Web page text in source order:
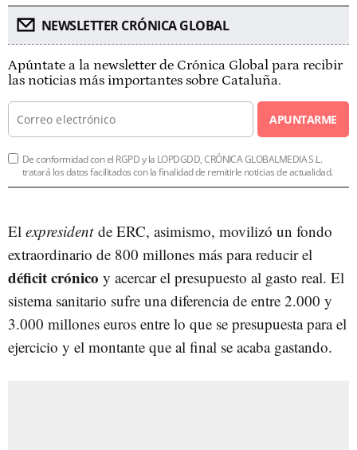
NEWSLETTER CRÓNICA GLOBAL
Apúntate a la newsletter de Crónica Global para recibir
las noticias más importantes sobre Cataluña.
APUNTARME
De conformidad con el RGPD y la LOPDGDD, CRÓNICA GLOBALMEDIA S.L.
tratará los datos facilitados con la finalidad de remitirle noticias de actualidad.
El expresident de ERC, asimismo, movilizó un fondo
extraordinario de 800 millones más para reducir el
déficit crónico y acercar el presupuesto al gasto real. El
sistema sanitario sufre una diferencia de entre 2.000 y
3.000 millones euros entre lo que se presupuesta para el
ejercicio y el montante que al final se acaba gastando.